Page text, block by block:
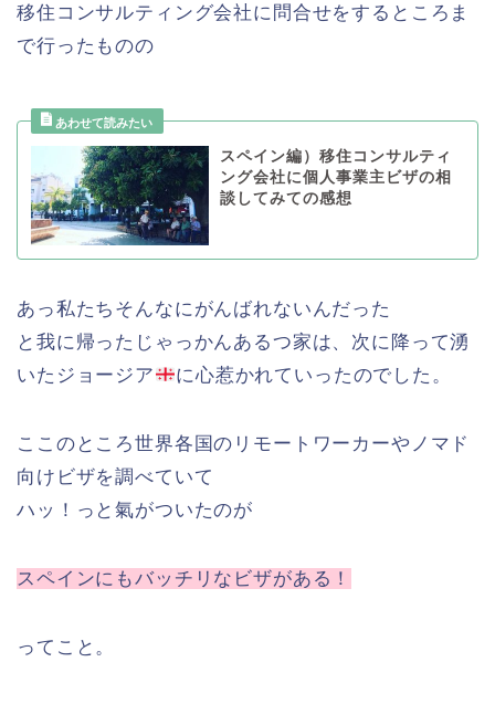
移住コンサルティング会社に問合せをするところま
で行ったものの
スペイン編）移住コンサルティ
ング会社に個人事業主ビザの相
談してみての感想
あっ私たちそんなにがんばれないんだった
と我に帰ったじゃっかんあるつ家は、次に降って湧
いたジョージア
に心惹かれていったのでした。
ここのところ世界各国のリモートワーカーやノマド
向けビザを調べていて
ハッ！っと氣がついたのが
スペインにもバッチリなビザがある！
ってこと。